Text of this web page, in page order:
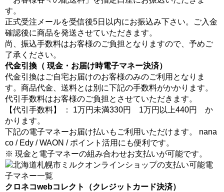
す。
正式受注メールを受信後5日以内にお振込み下さい。ご入金
確認後に商品を発送させていただきます。
尚、振込手数料はお客様のご負担となりますので、予めご
了承ください。
代金引換（ 現金・お届け時電子マネー決済）
代金引換はご自宅お届けのお客様のみのご利用となりま
す。商品代金、送料とは別に下記の手数料がかかります。
代引手数料はお客様のご負担とさせていただきます。
【代引手数料】 ： 1万円未満330円 1万円以上440円 か
かります。
下記の電子マネーお届け払いもご利用いただけます。 nana
co / Edy / WAON / ポイント活用にも便利です。
※ 現金と電子マネーの組み合わせお支払いが可能です。
クロネコwebコレクト（クレジットカード決済）